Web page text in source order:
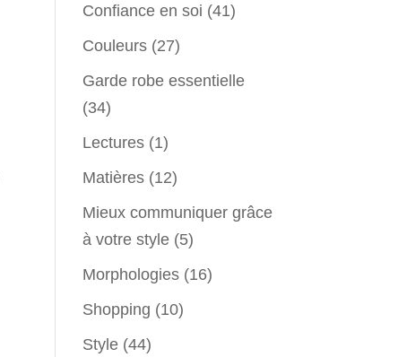
Confiance en soi (41)
Couleurs (27)
Garde robe essentielle
(34)
Lectures (1)
Matières (12)
Mieux communiquer grâce
à votre style (5)
Morphologies (16)
Shopping (10)
Style (44)